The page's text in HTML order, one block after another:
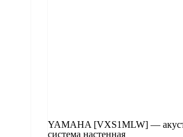
YAMAHA [VXS1MLW] —
система настенная